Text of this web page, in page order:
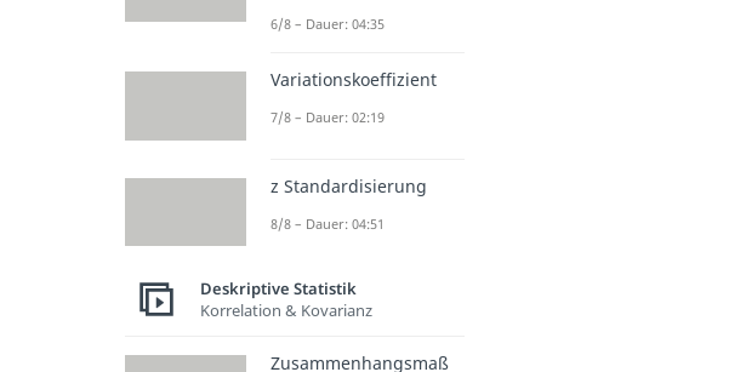
6/8 – Dauer: 04:35
Variationskoeffizient
7/8 – Dauer: 02:19
z Standardisierung
8/8 – Dauer: 04:51
Deskriptive Statistik
Korrelation & Kovarianz
Zusammenhangsmaß